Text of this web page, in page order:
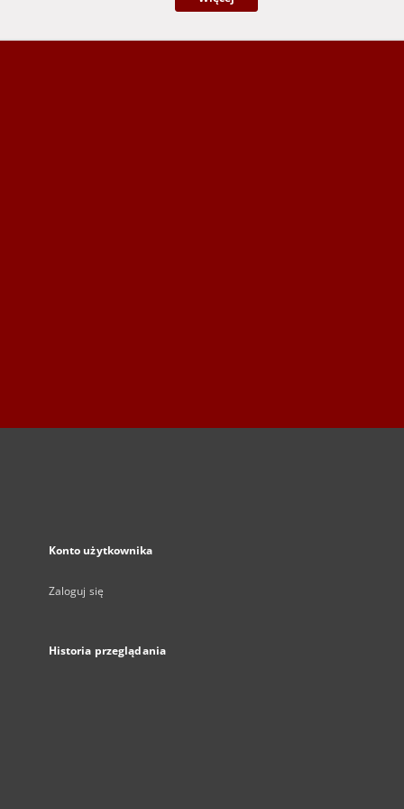
Konto użytkownika
Zaloguj się
Historia przeglądania